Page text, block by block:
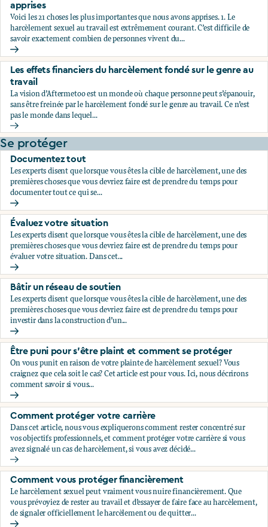
apprises
Voici les 21 choses les plus importantes que nous avons apprises. 1. Le
harcèlement sexuel au travail est extrêmement courant. C’est difficile de
savoir exactement combien de personnes vivent du...
les 21 choses les plus importantes que nous avons apprises
Les effets financiers du harcèlement fondé sur le genre au
travail
La vision d’Aftermetoo est un monde où chaque personne peut s’épanouir,
sans être freinée par le harcèlement fondé sur le genre au travail. Ce n’est
pas le monde dans lequel...
Les effets financiers du harcèlement fondé sur le genre au
Se protéger
Documentez tout
Les experts disent que lorsque vous êtes la cible de harcèlement, une des
premières choses que vous devriez faire est de prendre du temps pour
documenter tout ce qui se...
Documentez tout
Évaluez votre situation
Les experts disent que lorsque vous êtes la cible de harcèlement, une des
premières choses que vous devriez faire est de prendre du temps pour
évaluer votre situation. Dans cet...
Évaluez votre situation
Bâtir un réseau de soutien
Les experts disent que lorsque vous êtes la cible de harcèlement, une des
premières choses que vous devriez faire est de prendre du temps pour
investir dans la construction d’un...
Bâtir un réseau de soutien
Être puni pour s’être plaint et comment se protéger
On vous punit en raison de votre plainte de harcèlement sexuel? Vous
craignez que cela soit le cas? Cet article est pour vous. Ici, nous décrirons
comment savoir si vous...
Être puni pour s’être plaint et comment se protéger
Comment protéger votre carrière
Dans cet article, nous vous expliquerons comment rester concentré sur
vos objectifs professionnels, et comment protéger votre carrière si vous
avez signalé un cas de harcèlement, si vous avez décidé...
Comment protéger votre carrière
Comment vous protéger financièrement
Le harcèlement sexuel peut vraiment vous nuire financièrement. Que
vous prévoyiez de rester au travail et d’essayer de faire face au harcèlement,
de signaler officiellement le harcèlement ou de quitter...